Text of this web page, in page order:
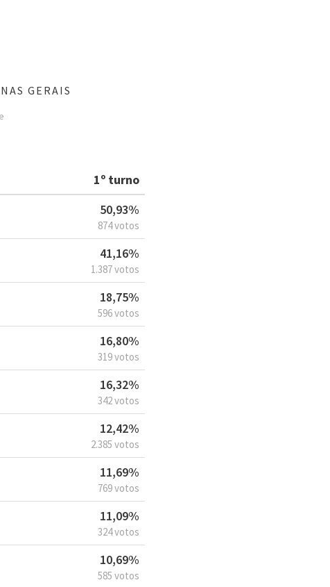
GERAIS
1º turno
50,93%
874 votos
41,16%
1.387 votos
18,75%
596 votos
16,80%
319 votos
16,32%
342 votos
12,42%
2.385 votos
11,69%
769 votos
11,09%
324 votos
10,69%
585 votos